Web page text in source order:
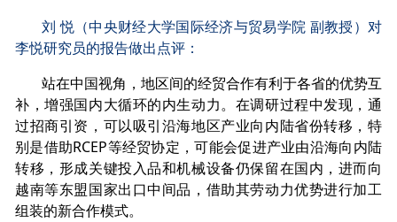
刘 悦（中央财经大学国际经济与贸易学院 副教授）对
李悦研究员的报告做出点评：
站在中国视角，地区间的经贸合作有利于各省的优势互
补，增强国内大循环的内生动力。在调研过程中发现，通
过招商引资，可以吸引沿海地区产业向内陆省份转移，特
别是借助RCEP等经贸协定，可能会促进产业由沿海向内陆
转移，形成关键投入品和机械设备仍保留在国内，进而向
越南等东盟国家出口中间品，借助其劳动力优势进行加工
组装的新合作模式。